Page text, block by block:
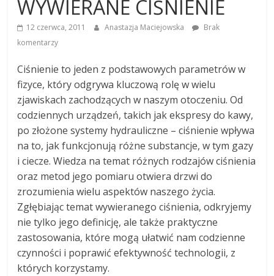
WYWIERANE CIŚNIENIE
12 czerwca, 2011 Anastazja Maciejowska
Brak
komentarzy
Ciśnienie to jeden z podstawowych parametrów w
fizyce, który odgrywa kluczową rolę w wielu
zjawiskach zachodzących w naszym otoczeniu. Od
codziennych urządzeń, takich jak ekspresy do kawy,
po złożone systemy hydrauliczne – ciśnienie wpływa
na to, jak funkcjonują różne substancje, w tym gazy
i ciecze. Wiedza na temat różnych rodzajów ciśnienia
oraz metod jego pomiaru otwiera drzwi do
zrozumienia wielu aspektów naszego życia.
Zgłębiając temat wywieranego ciśnienia, odkryjemy
nie tylko jego definicję, ale także praktyczne
zastosowania, które mogą ułatwić nam codzienne
czynności i poprawić efektywność technologii, z
których korzystamy.